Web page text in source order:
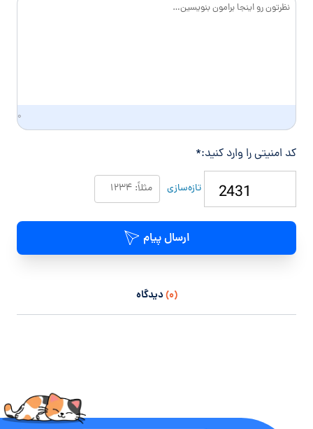
گ
۰
کد امنیتی را وارد کنید:*
تازه‌سازی
ارسال پیام
(۰) دیدگاه